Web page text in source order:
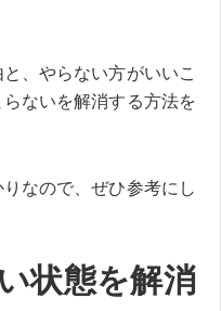
、やらない方がいいこ
ないを解消する方法を
なので、ぜひ参考にし
状態を解消